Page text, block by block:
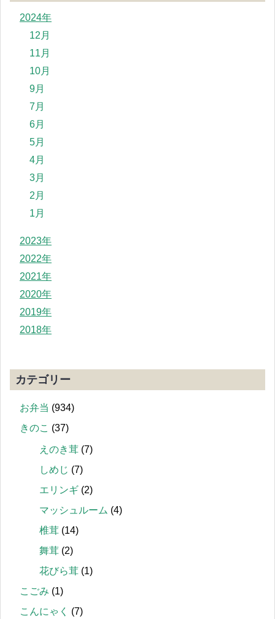
2024年
12月
11月
10月
9月
7月
6月
5月
4月
3月
2月
1月
2023年
2022年
2021年
2020年
2019年
2018年
カテゴリー
お弁当 (934)
きのこ (37)
えのき茸 (7)
しめじ (7)
エリンギ (2)
マッシュルーム (4)
椎茸 (14)
舞茸 (2)
花びら茸 (1)
こごみ (1)
こんにゃく
(7)